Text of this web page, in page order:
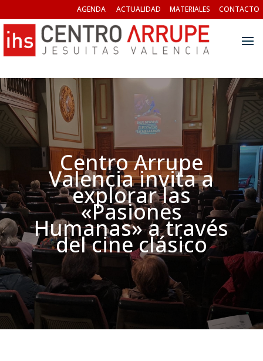
AGENDA ACTUALIDAD MATERIALES CONTACTO
Centro Arrupe
Valencia invita a
explorar las
«Pasiones
Humanas» a través
del cine clásico